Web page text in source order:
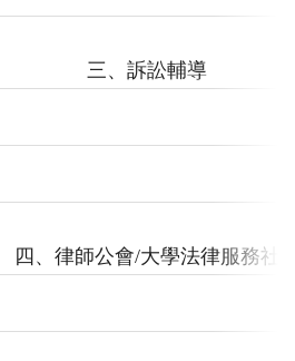
三、訴訟輔導
四、律師公會/大學法律服務社